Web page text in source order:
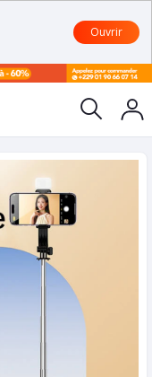
Ouvrir